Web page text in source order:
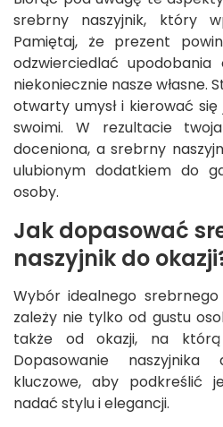
srebrny naszyjnik, który
Pamiętaj, że prezent
odzwierciedlać
niekoniecznie nasze własne.
otwarty umysł i kierować
swoimi. W rezultacie
doceniona, a srebrny
ulubionym dodatkiem do
osoby.
Jak dopasować
naszyjnik do
Wybór idealnego
zależy nie tylko od gustu
także od okazji, na którą
Dopasowanie
kluczowe, aby podkreślić
nadać stylu i elegancji.